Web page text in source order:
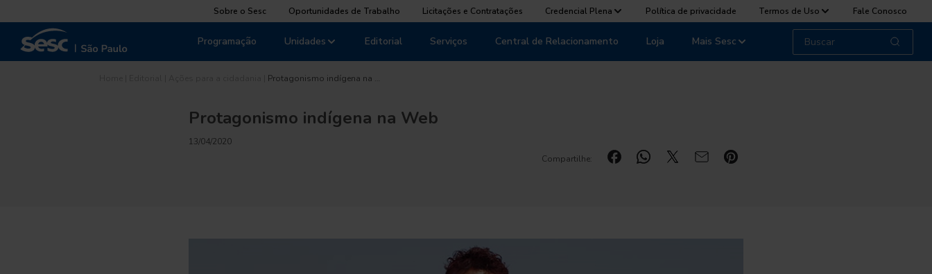
Sobre o Sesc Oportunidades de Trabalho Licitações e Contratações Credencial Plena Política de privacidade Termos de Uso Fale Conosco
Unidades
Programação Editorial Serviços Central de Relacionamento Loja Mais Sesc
Protagonismo indígena na …
Protagonismo indígena na Web
13/04/2020
Compartilhe: